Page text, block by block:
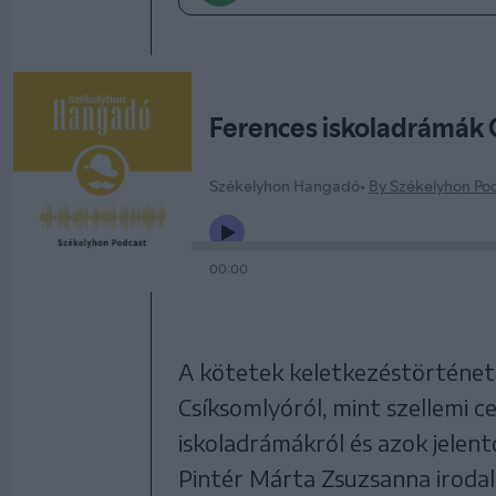
A kötetek
Csíksomlyóról, mint szellemi
iskoladrámákról és azok
Pintér Márta Zsuzsanna